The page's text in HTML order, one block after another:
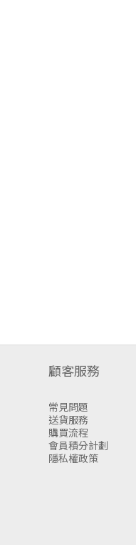
顧客服務
常見問題
送貨服務
購買流程
會員積分計劃
隱私權政策